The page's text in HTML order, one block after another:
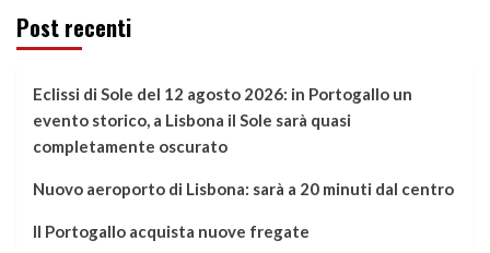
Post recenti
Eclissi di Sole del 12 agosto 2026: in Portogallo un
evento storico, a Lisbona il Sole sarà quasi
completamente oscurato
Nuovo aeroporto di Lisbona: sarà a 20 minuti dal centro
Il Portogallo acquista nuove fregate